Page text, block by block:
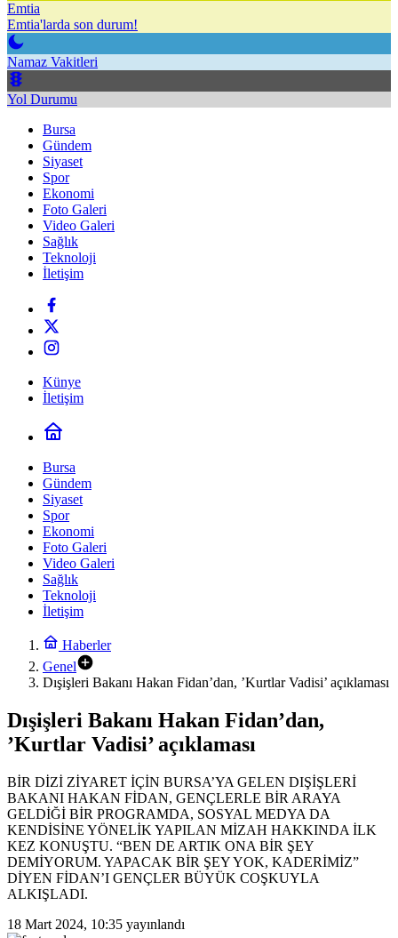
Emtia
Emtia'larda son durum!
Namaz Vakitleri
Yol Durumu
Bursa
Gündem
Siyaset
Spor
Ekonomi
Foto Galeri
Video Galeri
Sağlık
Teknoloji
İletişim
Künye
İletişim
Bursa
Gündem
Siyaset
Spor
Ekonomi
Foto Galeri
Video Galeri
Sağlık
Teknoloji
İletişim
Haberler
Genel
Dışişleri Bakanı Hakan Fidan’dan, ’Kurtlar Vadisi’ açıklaması
Dışişleri Bakanı Hakan Fidan’dan,
’Kurtlar Vadisi’ açıklaması
BİR DİZİ ZİYARET İÇİN BURSA’YA GELEN DIŞİŞLERİ
BAKANI HAKAN FİDAN, GENÇLERLE BİR ARAYA
GELDİĞİ BİR PROGRAMDA, SOSYAL MEDYA DA
KENDİSİNE YÖNELİK YAPILAN MİZAH HAKKINDA İLK
KEZ KONUŞTU. “BEN DE ARTIK ONA BİR ŞEY
DEMİYORUM. YAPACAK BİR ŞEY YOK, KADERİMİZ”
DİYEN FİDAN’I GENÇLER BÜYÜK COŞKUYLA
ALKIŞLADI.
18 Mart 2024, 10:35 yayınlandı